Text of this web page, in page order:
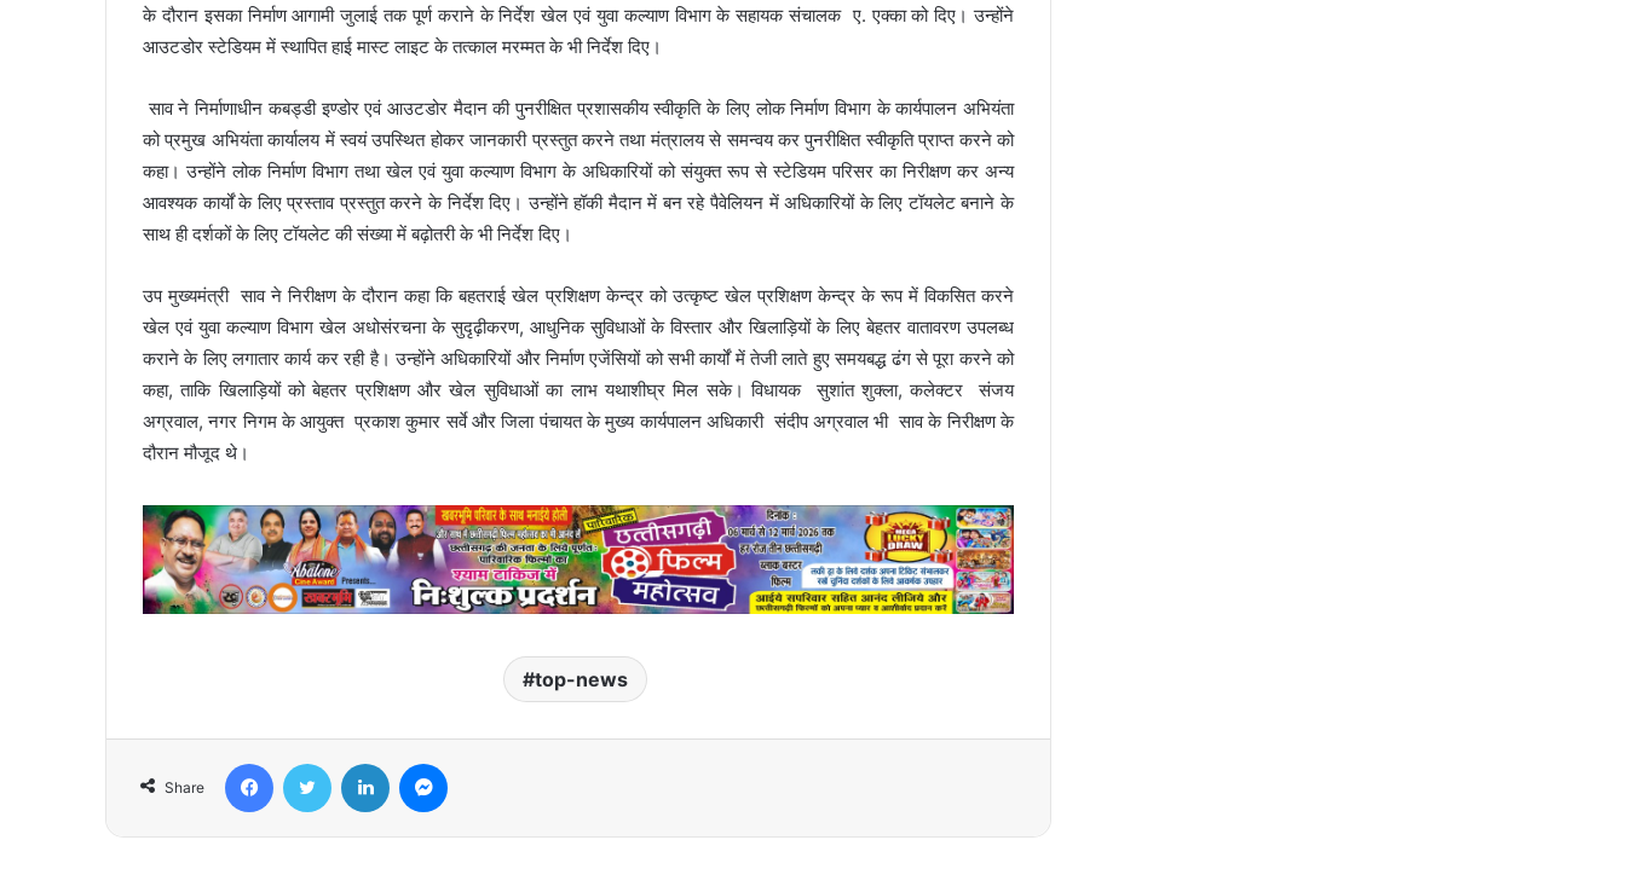
के दौरान इसका निर्माण आगामी जुलाई तक पूर्ण कराने के निर्देश खेल एवं युवा कल्याण विभाग के सहायक संचालक ए. एक्का को दिए। उन्होंने
आउटडोर स्टेडियम में स्थापित हाई मास्ट लाइट के तत्काल मरम्मत के भी निर्देश दिए।
साव ने निर्माणाधीन कबड्डी इण्डोर एवं आउटडोर मैदान की पुनरीक्षित प्रशासकीय स्वीकृति के लिए लोक निर्माण विभाग के कार्यपालन अभियंता
को प्रमुख अभियंता कार्यालय में स्वयं उपस्थित होकर जानकारी प्रस्तुत करने तथा मंत्रालय से समन्वय कर पुनरीक्षित स्वीकृति प्राप्त करने को
कहा। उन्होंने लोक निर्माण विभाग तथा खेल एवं युवा कल्याण विभाग के अधिकारियों को संयुक्त रूप से स्टेडियम परिसर का निरीक्षण कर अन्य
आवश्यक कार्यों के लिए प्रस्ताव प्रस्तुत करने के निर्देश दिए। उन्होंने हॉकी मैदान में बन रहे पैवेलियन में अधिकारियों के लिए टॉयलेट बनाने के
साथ ही दर्शकों के लिए टॉयलेट की संख्या में बढ़ोतरी के भी निर्देश दिए।
उप मुख्यमंत्री साव ने निरीक्षण के दौरान कहा कि बहतराई खेल प्रशिक्षण केन्द्र को उत्कृष्ट खेल प्रशिक्षण केन्द्र के रूप में विकसित करने
खेल एवं युवा कल्याण विभाग खेल अधोसंरचना के सुदृढ़ीकरण, आधुनिक सुविधाओं के विस्तार और खिलाड़ियों के लिए बेहतर वातावरण उपलब्ध
कराने के लिए लगातार कार्य कर रही है। उन्होंने अधिकारियों और निर्माण एजेंसियों को सभी कार्यों में तेजी लाते हुए समयबद्ध ढंग से पूरा करने को
कहा, ताकि खिलाड़ियों को बेहतर प्रशिक्षण और खेल सुविधाओं का लाभ यथाशीघ्र मिल सके। विधायक सुशांत शुक्ला, कलेक्टर संजय
अग्रवाल, नगर निगम के आयुक्त प्रकाश कुमार सर्वे और जिला पंचायत के मुख्य कार्यपालन अधिकारी संदीप अग्रवाल भी साव के निरीक्षण के
दौरान मौजूद थे।
top-news
Share